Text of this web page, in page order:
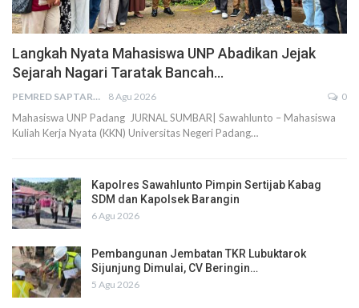
Langkah Nyata Mahasiswa UNP Abadikan Jejak
Sejarah Nagari Taratak Bancah…
PEMRED SAPTARIUS 8 Agu 2026 0
Mahasiswa UNP Padang JURNAL SUMBAR| Sawahlunto – Mahasiswa
Kuliah Kerja Nyata (KKN) Universitas Negeri Padang…
Kapolres Sawahlunto Pimpin Sertijab Kabag
SDM dan Kapolsek Barangin
6 Agu 2026
Pembangunan Jembatan TKR Lubuktarok
Sijunjung Dimulai, CV Beringin…
5 Agu 2026